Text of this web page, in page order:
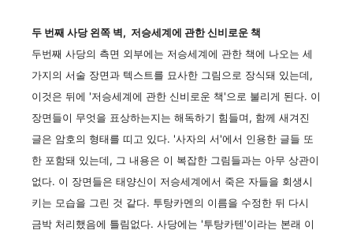
두 번째 사당 왼쪽 벽, 저승세계에 관한 신비로운 책
두번째 사당의 측면 외부에는 저승세계에 관한 책에 나오는 세
가지의 서술 장면과 텍스트를 묘사한 그림으로 장식돼 있는데,
이것은 뒤에 '저승세계에 관한 신비로운 책'으로 불리게 된다. 이
장면들이 무엇을 표상하는지는 해독하기 힘들며, 함께 새겨진
글은 암호의 형태를 띠고 있다. '사자의 서'에서 인용한 글들 또
한 포함돼 있는데, 그 내용은 이 복잡한 그림들과는 아무 상관이
없다. 이 장면들은 태양신이 저승세계에서 죽은 자들을 회생시
키는 모습을 그린 것 같다. 투탕카멘의 이름을 수정한 뒤 다시
금박 처리했음에 틀림없다. 사당에는 '투탕카텐'이라는 본래 이